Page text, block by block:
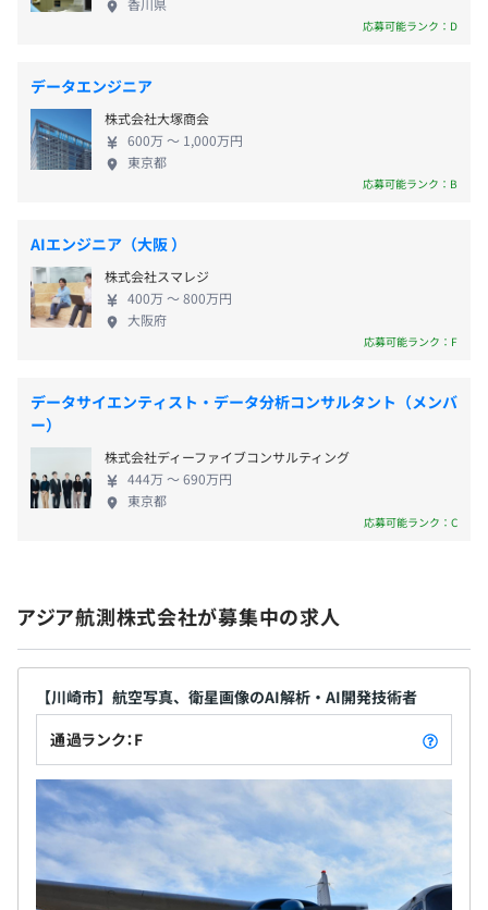
物静かな方が多いですが、相談にはしっかり乗ってくれま
すので、分からないことはなんでも質問してください！
【開発環境】
ラウド）
・言語：Java、JavaScript他
・開発フレームワーク：CodeIgniter他
・DB：PostgreSQL／PostGIS
・ミドルウェア・ライブラリ：OpenLayers他
■デスクトップ開発
・環境：Windows環境
・開発環境：Visual Studio、eclipse他
・言語：C++、C#、VB.Net
・DB：PostgreSQL／PostGIS他
価します。
職能資格制度に基づき、社員を1～6等級に格付けし、社
員は等級に応じた職務を遂行します。
基本給は、等級に応じて設定されています。大学新卒者は
2等級からスタートします。
業務経験と評価ポイントに応じて、昇格していきます。
グループ全体：1762名
地下鉄谷町線・堺筋線「南森町」駅3番出口より徒歩10
業績連動賞与年 2 回支給(夏冬) 賞与実績：R6年度7.5ヶ
月、R5年度9.0ヶ月、R4年度 8.0ヶ月、R3年度 7.5ヶ月、
年1回
健康保険、厚生年金保険、雇用保険、労災保険、厚生年金
基金、退職金制度
※MBK連合健康保険組合加入
無期雇用
GIS、Web版、スマホ・タブレット版、GISクラウド
を用意。統合型GISの運用には継続的な対応が必要と
なるため、行政支援分野の技術者と共に保守まで担
当します。自治体職員から喜びの声をいただける機会
あり、やりがいを感じられる場面も多いです。 ◆組
織風土 当社には自分のやりたいことを実現できる土
由に決められますし、企画提案もいつでも大歓迎！
防災・市町村など幅広い案件に携われたり、インプ
ット機会も充実しており、多様な知識を持つ有意識
者が活躍しています。技術力の高い先輩たちとともに
エンジニアとしての可能性を追求できる環境です。
香川県
応募可能ランク：D
データエンジニア
株式会社大塚商会
600万 〜 1,000万円
東京都
応募可能ランク：B
AIエンジニア（大阪 ）
株式会社スマレジ
400万 〜 800万円
大阪府
応募可能ランク：F
データサイエンティスト・データ分析コンサルタント（メンバ
ー）
株式会社ディーファイブコンサルティング
444万 〜 690万円
東京都
応募可能ランク：C
アジア航測株式会社が募集中の求人
【川崎市】航空写真、衛星画像のAI解析・AI開発技術者
通過ランク：F